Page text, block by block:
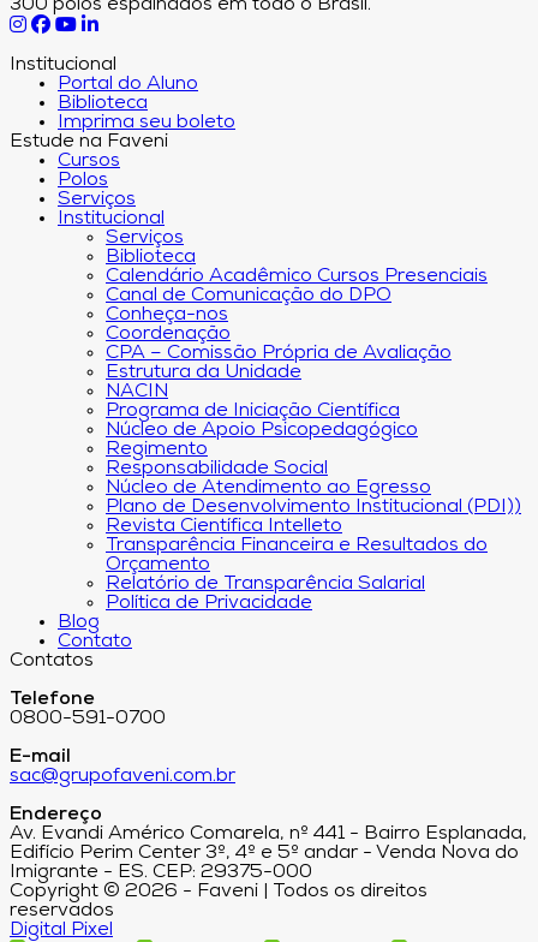
300 polos espalhados em todo o Brasil.
Institucional
Portal do Aluno
Biblioteca
Imprima seu boleto
Estude na Faveni
Cursos
Polos
Serviços
Institucional
Serviços
Biblioteca
Calendário Acadêmico Cursos Presenciais
Canal de Comunicação do DPO
Conheça-nos
Coordenação
CPA – Comissão Própria de Avaliação
Estrutura da Unidade
NACIN
Programa de Iniciação Científica
Núcleo de Apoio Psicopedagógico
Regimento
Responsabilidade Social
Núcleo de Atendimento ao Egresso
Plano de Desenvolvimento Institucional (PDI))
Revista Científica Intelleto
Transparência Financeira e Resultados do
Orçamento
Relatório de Transparência Salarial
Política de Privacidade
Blog
Contato
Contatos
Telefone
0800-591-0700
E-mail
sac@grupofaveni.com.br
Endereço
Av. Evandi Américo Comarela, nº 441 - Bairro Esplanada,
Edifício Perim Center 3º, 4º e 5º andar - Venda Nova do
Imigrante - ES. CEP: 29375-000
Copyright © 2026 - Faveni | Todos os direitos
reservados
Digital Pixel